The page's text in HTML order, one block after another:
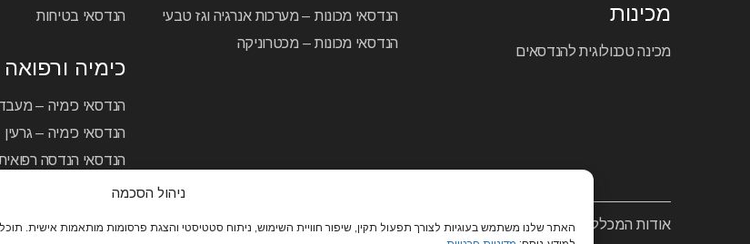
ניהול הסכמה
האתר שלנו משתמש בעוגיות לצורך תפעול תקין, שיפור חוויית השימוש, ניתוח סטטיסטי והצגת פרסומות מותאמות אישית.
מכינות
מכינה טכנולוגית להנדסאים
הנדסאי מכונות – מערכות אנרגיה וגז טבעי
הנדסאי מכונות – מכטרוניקה
הנדסאי בטיחות
כימיה ורפואה
הנדסאי כימיה –
הנדסאי כימיה – גרעין
הנדסאי הנדסה
אודות המכללה / מסלולי לימוד / לוח שנה אקדמי / מרכז להכשרה והשתלמויות / פרויקטים מיוחדים